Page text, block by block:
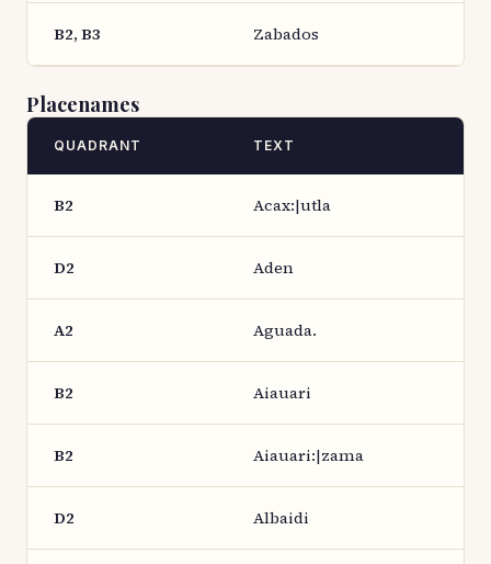
B2, B3 Zabados
Placenames
QUADRANT TEXT
B2 Acax:|utla
D2 Aden
A2 Aguada.
B2 Aiauari
B2 Aiauari:|zama
D2 Albaidi